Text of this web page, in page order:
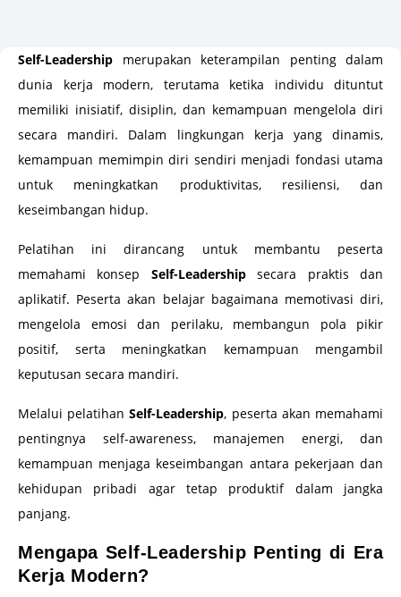
Self-Leadership merupakan keterampilan penting dalam
dunia kerja modern, terutama ketika individu dituntut
memiliki inisiatif, disiplin, dan kemampuan mengelola diri
secara mandiri. Dalam lingkungan kerja yang dinamis,
kemampuan memimpin diri sendiri menjadi fondasi utama
untuk meningkatkan produktivitas, resiliensi, dan
keseimbangan hidup.
Pelatihan ini dirancang untuk membantu peserta
memahami konsep Self-Leadershipsecara praktis dan
aplikatif. Peserta akan belajar bagaimana memotivasi diri,
mengelola emosi dan perilaku, membangun pola pikir
positif, serta meningkatkan kemampuan mengambil
keputusan secara mandiri.
Melalui pelatihanSelf-Leadership, peserta akan memahami
pentingnya self-awareness, manajemen energi, dan
kemampuan menjaga keseimbangan antara pekerjaan dan
kehidupan pribadi agar tetap produktif dalam jangka
panjang.
Mengapa Self-Leadership Penting di Era
Kerja Modern?